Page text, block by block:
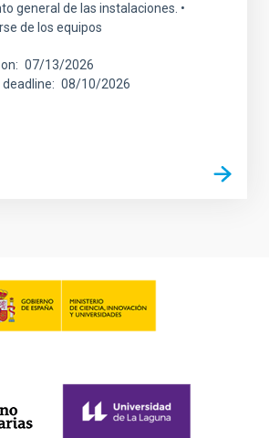
general de las instalaciones. •
de los equipos
07/13/2026
08/10/2026